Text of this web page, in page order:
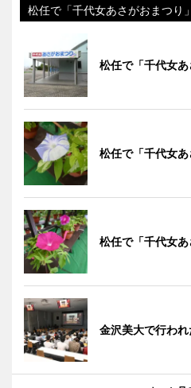
松任で「千代女あさがおまつり」
松任で「千代女あ
松任で「千代女あ
松任で「千代女あ
金沢美大で行わ